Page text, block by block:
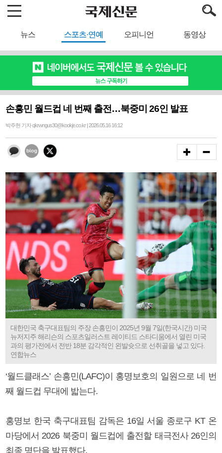
뉴스 스포츠·연예 오피니언 동영상
손흥민 월드컵 네 번째 출전…북중미 26인 발표
박주현 기자 qkrwngus30@kookje.co.kr | 2026.05.16 16:12
대한민국 축구대표팀의 주장 손흥민이 2025년 9월 7일(한국시간) 미국
뉴저지주 해리슨의 스포츠일러스트 레이티드 스타디움에서 열린 미국
과의 평가전에서 전반 18분 감각적인 왼발슛으로 선취골을 넣고 있다.
연합뉴스
‘월드클래스’ 손흥민(LAFC)이 홍명보호의 일원으로 네 번
째 월드컵 무대에 밟는다.
홍명보 한국 축구대표팀 감독은 16일 서울 종로구 KT 온
마당에서 2026 북중미 월드컵에 출전할 태극전사 26인의
최종 명단을 발표했다.